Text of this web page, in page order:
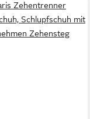
Zehentrenner
Schlupfschuh mit
Zehensteg